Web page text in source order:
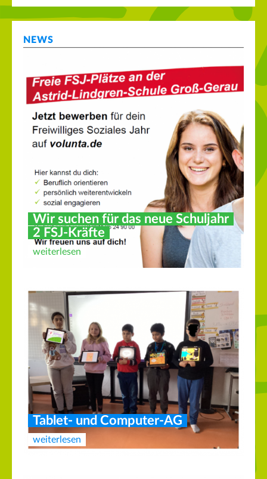
NEWS
Wir suchen für das neue Schuljahr
2 FSJ-Kräfte
weiterlesen
Tablet- und Computer-AG
weiterlesen